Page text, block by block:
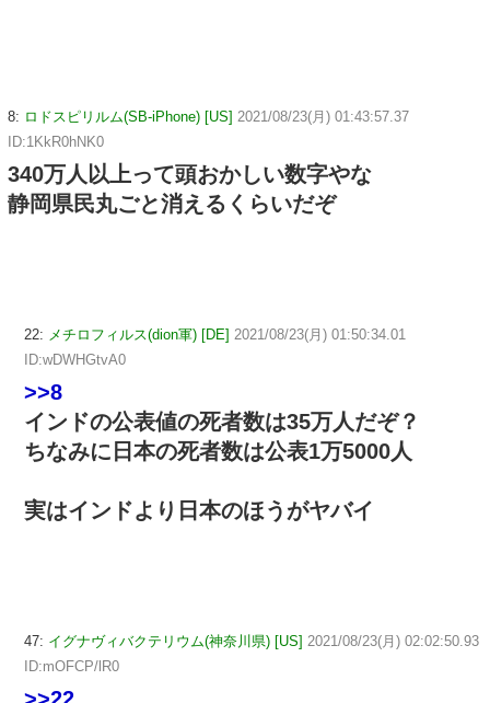
8: ロドスピリルム(SB-iPhone) [US] 2021/08/23(月) 01:43:57.37
ID:1KkR0hNK0
340万人以上って頭おかしい数字やな
静岡県民丸ごと消えるくらいだぞ
22: メチロフィルス(dion軍) [DE] 2021/08/23(月) 01:50:34.01
ID:wDWHGtvA0
>>8
インドの公表値の死者数は35万人だぞ？
ちなみに日本の死者数は公表1万5000人
実はインドより日本のほうがヤバイ
47: イグナヴィバクテリウム(神奈川県) [US] 2021/08/23(月) 02:02:50.93
ID:mOFCP/lR0